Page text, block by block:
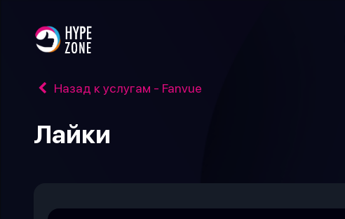
Назад к услугам - Fanvue
Лайки